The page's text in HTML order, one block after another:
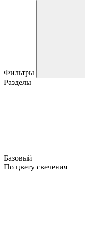
Фильтры
Разделы
Базовый
По цвету свечения